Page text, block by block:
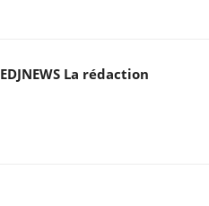
EDJNEWS La rédaction